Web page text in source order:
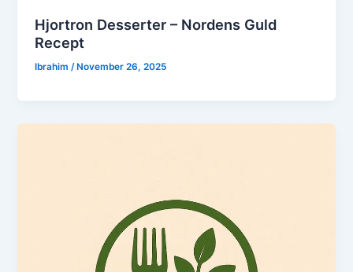
Hjortron Desserter – Nordens Guld
Recept
Ibrahim/ November 26, 2025